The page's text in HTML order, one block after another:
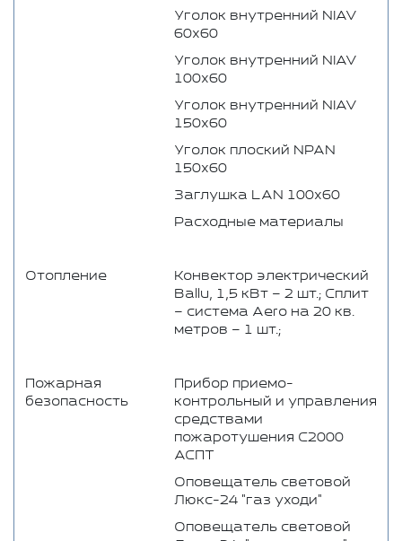
Уголок внутренний NIAV
60x60
Уголок внутренний NIAV
100x60
Уголок внутренний NIAV
150x60
Уголок плоский NPAN
150x60
Заглушка LAN 100x60
Расходные материалы
Отопление
Конвектор электрический
Ballu, 1,5 кВт – 2 шт.; Сплит
– система Aero на 20 кв.
метров – 1 шт.;
Пожарная
безопасность
Прибор приемо-
контрольный и управления
средствами
пожаротушения С2000
АСПТ
Оповещатель световой
Люкс-24 "газ уходи"
Оповещатель световой